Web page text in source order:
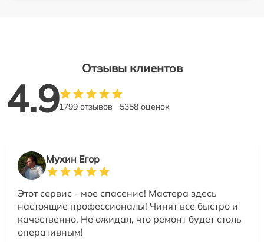
Отзывы клиентов
4.91799 отзывов 5358 оценок
Мухин Егор
Этот сервис - мое спасение! Мастера здесь
настоящие профессионалы! Чинят все быстро и
качественно. Не ожидал, что ремонт будет столь
оперативным!